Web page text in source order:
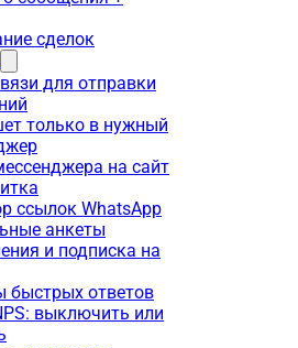
сделок
для отправки
только в нужный
на сайт
ссылок WhatsApp
анкеты
и подписка на
быстрых ответов
выключить или